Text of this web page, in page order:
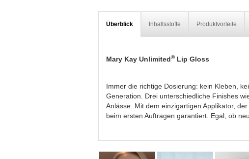
Überblick Inhaltsstoffe Produktvorteile
Mary Kay Unlimited®Lip Gloss
Immer die richtige Dosierung: kein Kleben,
Generation. Drei unterschiedliche Finishes
Anlässe. Mit dem einzigartigen Applikator,
beim ersten Auftragen garantiert. Egal, ob